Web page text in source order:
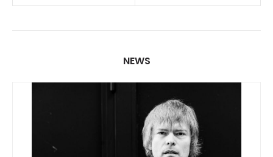
NEWS